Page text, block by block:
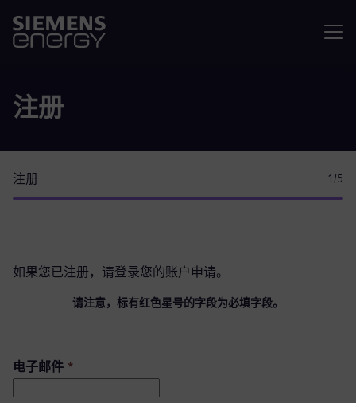
注册
注册 1 /5
如果您已注册，请登录您的账户 申请。
请注意，标有红色星号的字段为必填字段。
电子邮件 *